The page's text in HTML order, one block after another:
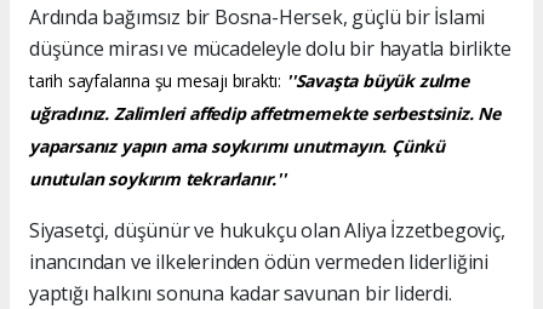
Ardında bağımsız bir Bosna-Hersek, güçlü bir İslami
düşünce mirası ve mücadeleyle dolu bir hayatla birlikte
tarih sayfalarına şu mesajı bıraktı: ''Savaşta büyük zulme
uğradınız. Zalimleri affedip affetmemekte serbestsiniz. Ne
yaparsanız yapın ama soykırımı unutmayın. Çünkü
unutulan soykırım tekrarlanır.''
Siyasetçi, düşünür ve hukukçu olan Aliya İzzetbegoviç,
inancından ve ilkelerinden ödün vermeden liderliğini
yaptığı halkını sonuna kadar savunan bir liderdi.